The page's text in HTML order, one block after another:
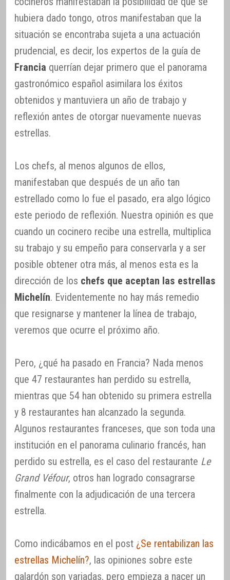
hubiera dado tongo, otros manifestaban que la
situación se encontraba sujeta a una actuación
prudencial, es decir, los expertos de la guía de
Francia querrían dejar primero que el panorama
gastronómico español asimilara los éxitos
obtenidos y mantuviera un año de trabajo y
reflexión antes de otorgar nuevamente nuevas
estrellas.
Los chefs, al menos algunos de ellos,
manifestaban que después de un año tan
estrellado como lo fue el pasado, era algo lógico
este periodo de reflexión. Nuestra opinión es que
cuando un cocinero recibe una estrella, multiplica
su trabajo y su empeño para conservarla y a ser
posible obtener otra más, al menos esta es la
dirección de los chefs que aceptan las estrellas
Michelín. Evidentemente no hay más remedio
que resignarse y mantener la línea de trabajo,
veremos que ocurre el próximo año.
Pero, ¿qué ha pasado en Francia? Nada menos
que 47 restaurantes han perdido su estrella,
mientras que 54 han obtenido su primera estrella
y 8 restaurantes han alcanzado la segunda.
Algunos restaurantes franceses, que son toda una
institución en el panorama culinario francés, han
perdido su estrella, es el caso del restaurante Le
Grand Véfour, otros han logrado consagrarse
finalmente con la adjudicación de una tercera
estrella.
Como indicábamos en el post ¿Se rentabilizan las
estrellas Michelín?, las opiniones sobre este
galardón son variadas, pero empieza a nacer un